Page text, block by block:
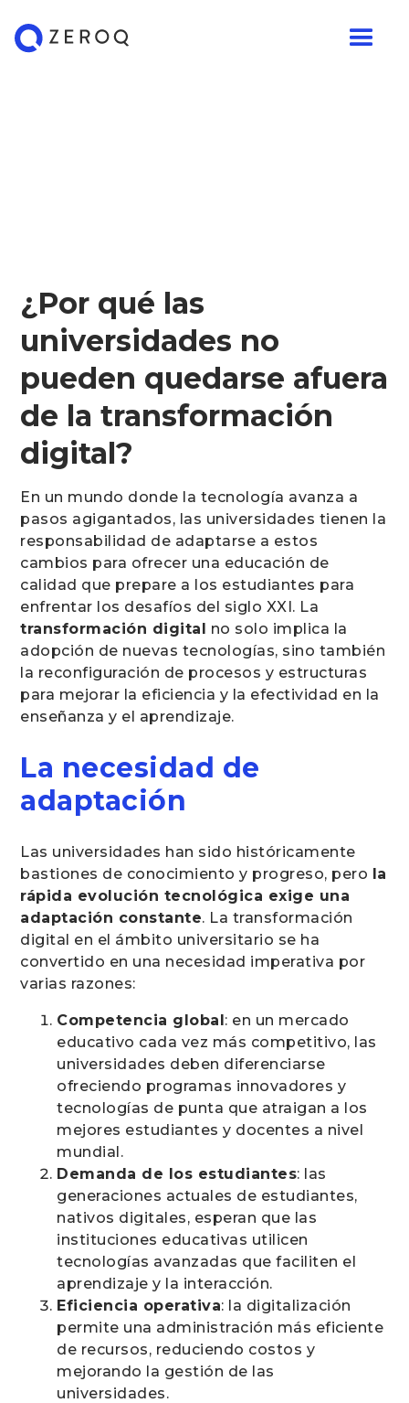
¿Por qué las
universidades no
pueden quedarse afuera
de la transformación
digital?
En un mundo donde la tecnología avanza a
pasos agigantados, las universidades tienen la
responsabilidad de adaptarse a estos
cambios para ofrecer una educación de
calidad que prepare a los estudiantes para
enfrentar los desafíos del siglo XXI. La
transformación digital no solo implica la
adopción de nuevas tecnologías, sino también
la reconfiguración de procesos y estructuras
para mejorar la eficiencia y la efectividad en la
enseñanza y el aprendizaje.
La necesidad de
adaptación
Las universidades han sido históricamente
bastiones de conocimiento y progreso, pero la
rápida evolución tecnológica exige una
adaptación constante. La transformación
digital en el ámbito universitario se ha
convertido en una necesidad imperativa por
varias razones:
Competencia global: en un mercado
educativo cada vez más competitivo, las
universidades deben diferenciarse
ofreciendo programas innovadores y
tecnologías de punta que atraigan a los
mejores estudiantes y docentes a nivel
mundial.
Demanda de los estudiantes: las
generaciones actuales de estudiantes,
nativos digitales, esperan que las
instituciones educativas utilicen
tecnologías avanzadas que faciliten el
aprendizaje y la interacción.
Eficiencia operativa: la digitalización
permite una administración más eficiente
de recursos, reduciendo costos y
mejorando la gestión de las
universidades.